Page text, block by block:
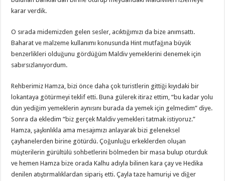
karar verdik.
O sırada midemizden gelen sesler, acıktığımızı da bize anımsattı.
Baharat ve malzeme kullanımı konusunda Hint mutfağına büyük
benzerlikleri olduğunu gördüğüm Maldiv yemeklerini denemek için
sabırsızlanıyordum.
Rehberimiz Hamza, bizi önce daha çok turistlerin gittiği kıyıdaki bir
lokantaya götürmeyi teklif etti. Buna gülerek itiraz ettim, “bu kadar yolu
dün yediğim yemeklerin aynısını burada da yemek için gelmedim” diye.
Sonra da ekledim “biz gerçek Maldiv yemekleri tatmak istiyoruz.”
Hamza, şaşkınlıkla ama mesajımızı anlayarak bizi geleneksel
çayhanelerden birine götürdü. Çoğunluğu erkeklerden oluşan
müşterilerin gürültülü sohbetlerini bölmeden bir masa bulup oturduk
ve hemen Hamza bize orada Kalhu adıyla bilinen kara çay ve Hedika
denilen atıştırmalıklardan sipariş etti. Çayla taze hamurişi ve diğer